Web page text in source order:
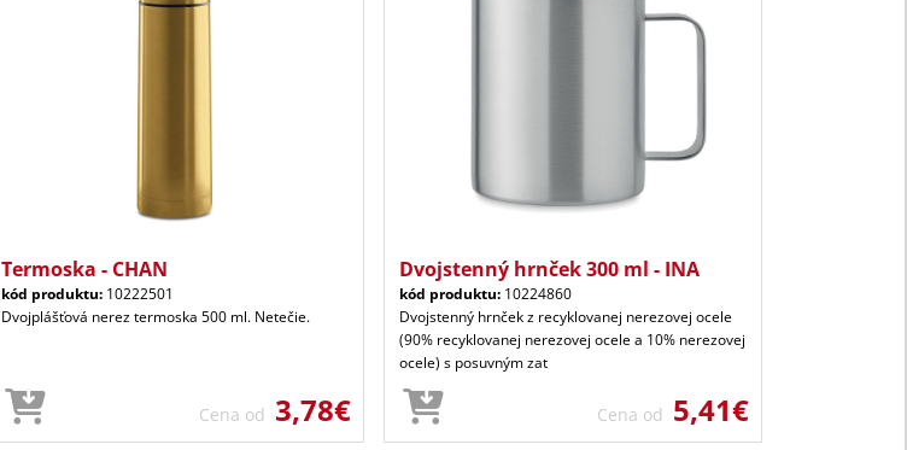
Termoska - CHAN
kód produktu: 10222501
Dvojplášťová nerez termoska 500 ml. Netečie.
Cena od 3,78€
Dvojstenný hrnček 300 ml - INA
kód produktu: 10224860
Dvojstenný hrnček z recyklovanej nerezovej ocele
(90% recyklovanej nerezovej ocele a 10% nerezovej
ocele) s posuvným zat
Cena od 5,41€